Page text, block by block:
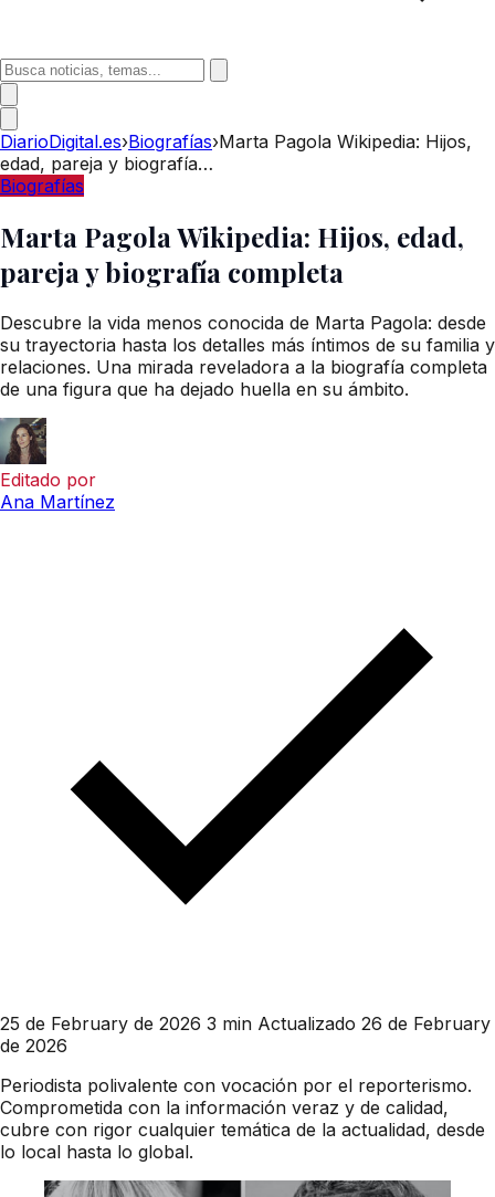
DiarioDigital.es›Biografías›Marta Pagola Wikipedia: Hijos,
edad, pareja y biografía…
Biografías
Marta Pagola Wikipedia: Hijos, edad,
pareja y biografía completa
Descubre la vida menos conocida de Marta Pagola: desde
su trayectoria hasta los detalles más íntimos de su familia y
relaciones. Una mirada reveladora a la biografía completa
de una figura que ha dejado huella en su ámbito.
Editado por
Ana Martínez
25 de February de 2026 3 min Actualizado 26 de February
de 2026
Periodista polivalente con vocación por el reporterismo.
Comprometida con la información veraz y de calidad,
cubre con rigor cualquier temática de la actualidad, desde
lo local hasta lo global.